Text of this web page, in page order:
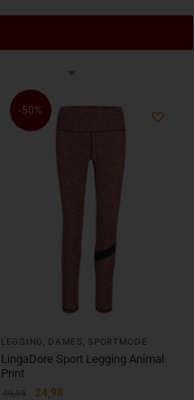
-50%
LEGGING DAMES SPORTMODE
LingaDore Sport Legging Animal
Print
49,95 24,98